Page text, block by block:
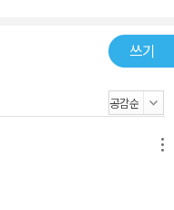
쓰기